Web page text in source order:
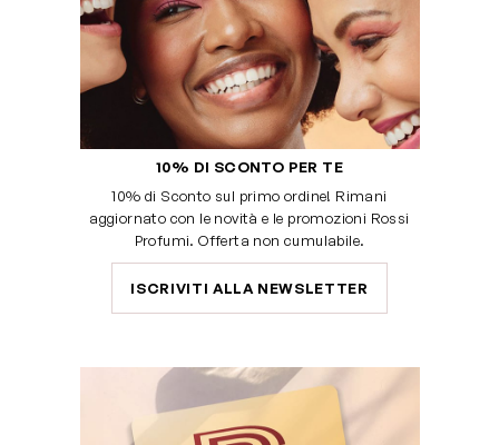
10% DI SCONTO PER TE
10% di Sconto sul primo ordine! Rimani
aggiornato con le novità e le promozioni Rossi
Profumi. Offerta non cumulabile.
ISCRIVITI ALLA NEWSLETTER